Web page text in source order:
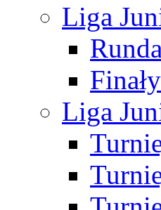
Liga
Finały
Liga